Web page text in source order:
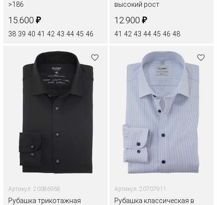
>186
15.600 ₽
38 39 40 41 42 43 44 45 46
высокий рост
12.900 ₽
41 42 43 44 45 46 48
Артикул: 20086968
Рубашка трикотажная
Артикул: 20707911
Рубашка классическая в